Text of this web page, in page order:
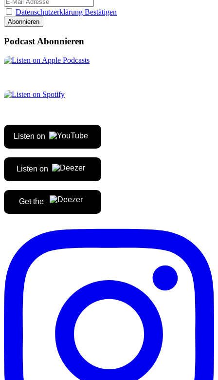
Datenschutzerklärung Bestätigen
Podcast Abonnieren
Listen on
Listen on
Get the